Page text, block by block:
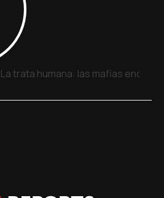
La trata humana: las mafias